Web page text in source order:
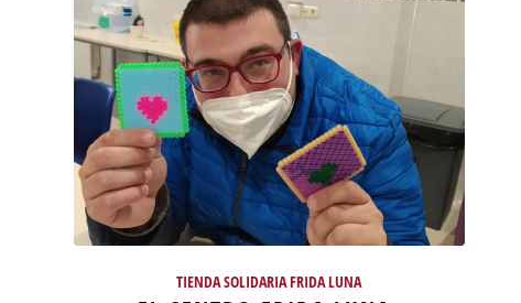
TIENDA SOLIDARIA FRIDA LUNA